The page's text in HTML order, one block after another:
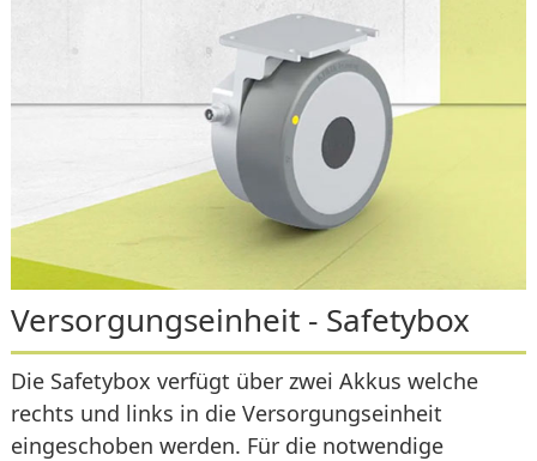
Versorgungseinheit - Safetybox
Die Safetybox verfügt über zwei Akkus welche
rechts und links in die Versorgungseinheit
eingeschoben werden. Für die notwendige